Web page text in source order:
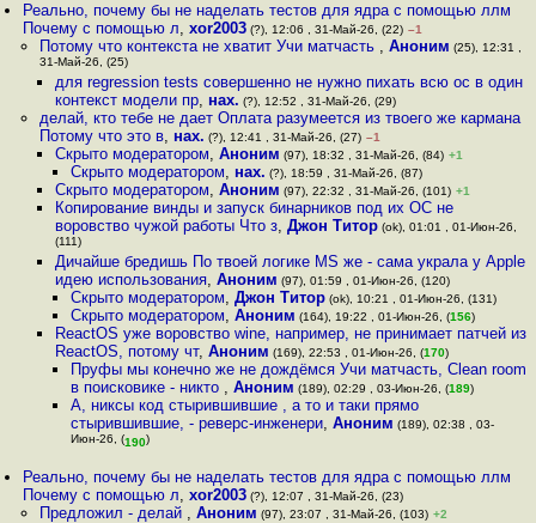
Реально, почему бы не наделать тестов для ядра с помощью ллм
Почему с помощью л,xor2003 (?), 12:06 , 31-Май-26, (22) –1
Потому что контекста не хватит Учи матчасть , Аноним (25), 12:31 ,
31-Май-26, (25)
для regression tests совершенно не нужно пихать всю ос в один
контекст модели пр, нах. (?), 12:52 , 31-Май-26, (29)
делай, кто тебе не дает Оплата разумеется из твоего же кармана
Потому что это в, нах. (?), 12:41 , 31-Май-26, (27) –1
Скрыто модератором, Аноним (97), 18:32 , 31-Май-26, (84) +1
Скрыто модератором, нах. (?), 18:59 , 31-Май-26, (87)
Скрыто модератором, Аноним (97), 22:32 , 31-Май-26, (101) +1
Копирование винды и запуск бинарников под их ОС не
воровство чужой работы Что з, Джон Титор(ok), 01:01 , 01-Июн-26,
(111)
Дичайше бредишь По твоей логике MS же - сама украла у Apple
идею использования, Аноним (97), 01:59 , 01-Июн-26, (120)
Скрыто модератором,Джон Титор (ok), 10:21 , 01-Июн-26, (131)
Скрыто модератором,Аноним (164), 19:22 , 01-Июн-26, (156)
ReactOS уже воровство wine, например, не принимает патчей из
ReactOS, потому чт, Аноним (169), 22:53 , 01-Июн-26, (170)
Пруфы мы конечно же не дождёмся Учи матчасть, Clean room
в поисковике - никто ,Аноним (189), 02:29 , 03-Июн-26, (189)
А, никсы код стырившившие , а то и таки прямо
стырившившие, - реверс-инженери,Аноним (189), 02:38 , 03-
Июн-26, (190)
Реально, почему бы не наделать тестов для ядра с помощью ллм
Почему с помощью л,xor2003 (?), 12:07 , 31-Май-26, (23)
Предложил - делай , Аноним (97), 23:07 , 31-Май-26, (103) +2